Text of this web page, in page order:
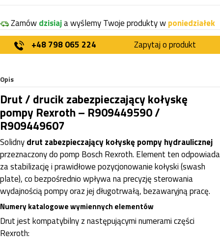
Zamówdzisiaja wyślemy Twoje produkty wponiedziałek
+48 798 065 224
Zapytaj o produkt
Opis
Drut / drucik zabezpieczający kołyskę
pompy Rexroth – R909449590 /
R909449607
Solidnydrut zabezpieczający kołyskę pompy hydraulicznej
przeznaczony do pomp Bosch Rexroth. Element ten odpowiada
za stabilizację i prawidłowe pozycjonowanie kołyski (swash
plate), co bezpośrednio wpływa na precyzję sterowania
wydajnością pompy oraz jej długotrwałą, bezawaryjną pracę.
Numery katalogowe wymiennych elementów
Drut jest kompatybilny z następującymi numerami części
Rexroth: